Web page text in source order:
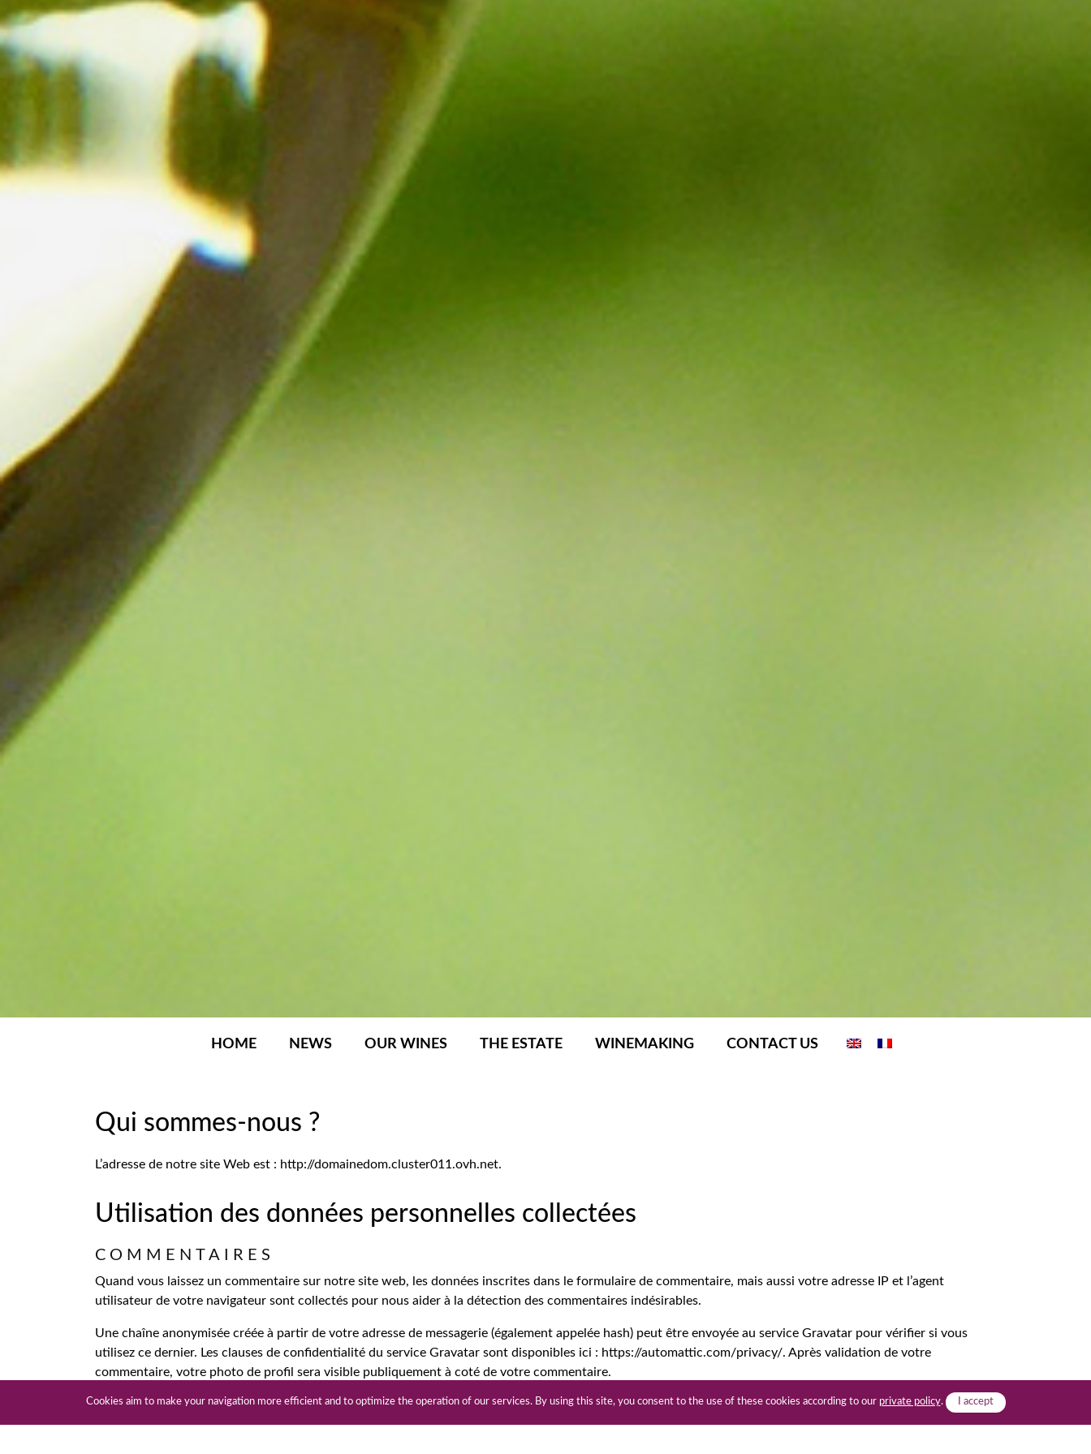
HOME NEWS OUR WINES THE ESTATE WINEMAKING CONTACT US
Qui sommes-nous ?
L’adresse de notre site Web est : http://domainedom.cluster011.ovh.net.
Utilisation des données personnelles collectées
COMMENTAIRES
Quand vous laissez un commentaire sur notre site web, les données inscrites dans le formulaire de commentaire, mais aussi votre adresse IP et l’agent
utilisateur de votre navigateur sont collectés pour nous aider à la détection des commentaires indésirables.
Une chaîne anonymisée créée à partir de votre adresse de messagerie (également appelée hash) peut être envoyée au service Gravatar pour vérifier si vous
utilisez ce dernier. Les clauses de confidentialité du service Gravatar sont disponibles ici : https://automattic.com/privacy/. Après validation de votre
commentaire, votre photo de profil sera visible publiquement à coté de votre commentaire.
MÉDIAS
Cookies aim to make your navigation more efficient and to optimize the operation of our services. By using this site, you consent to the use of these cookies according to our private policy. I accept